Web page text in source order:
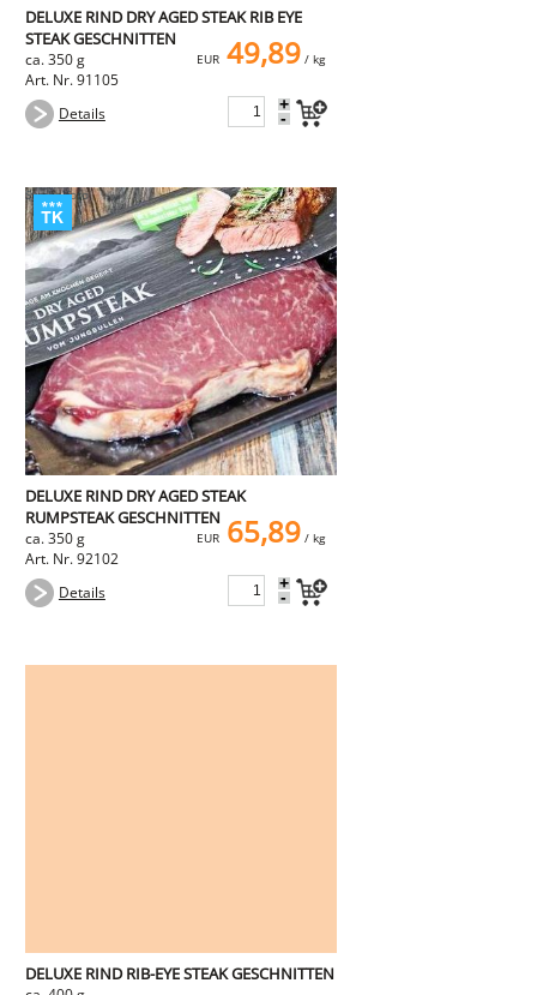
DELUXE RIND DRY AGED STEAK RIB EYE
STEAK GESCHNITTEN
ca. 350 g
Art. Nr. 91105
EUR 49,89/ kg
Details +
-
DELUXE RIND DRY AGED STEAK
RUMPSTEAK GESCHNITTEN
ca. 350 g
Art. Nr. 92102
EUR 65,89/ kg
Details +
-
DELUXE RIND RIB-EYE STEAK GESCHNITTEN